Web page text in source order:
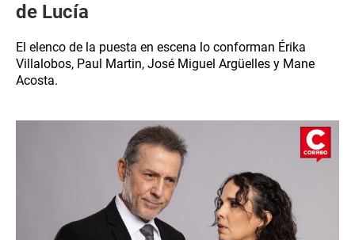
de Lucía
El elenco de la puesta en escena lo conforman Érika
Villalobos, Paul Martin, José Miguel Argüelles y Mane
Acosta.